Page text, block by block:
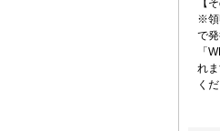
【
※領
で
「
れ
く